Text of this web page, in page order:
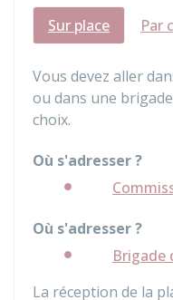
Sur place
Par
Vous devez aller
ou dans une
choix.
Où s'adresser ?
Où s'adresser ?
Brigade
La réception de la